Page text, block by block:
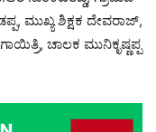
ಮುಖ್ಯ ಶಿಕ್ಷಕ ದೇವರಾಜ್,
ಚಾಲಕ ಮುನಿಕೃಷ್ಣಪ್ಪ